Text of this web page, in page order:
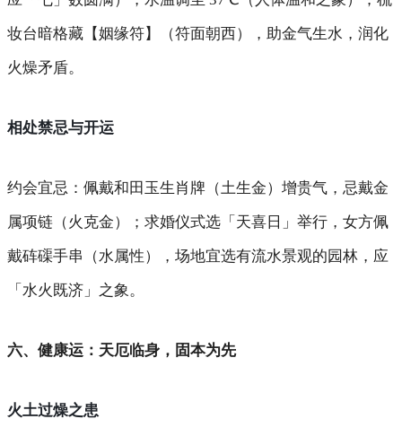
妆台暗格藏【姻缘符】（符面朝西），助金气生水，润化
火燥矛盾。
相处禁忌与开运
约会宜忌 ：佩戴和田玉生肖牌（土生金）增贵气，忌戴金
属项链（火克金）；求婚仪式选「天喜日」举行，女方佩
戴砗磲手串（水属性），场地宜选有流水景观的园林，应
「水火既济」之象。
六、健康运：天厄临身，固本为先
火土过燥之患